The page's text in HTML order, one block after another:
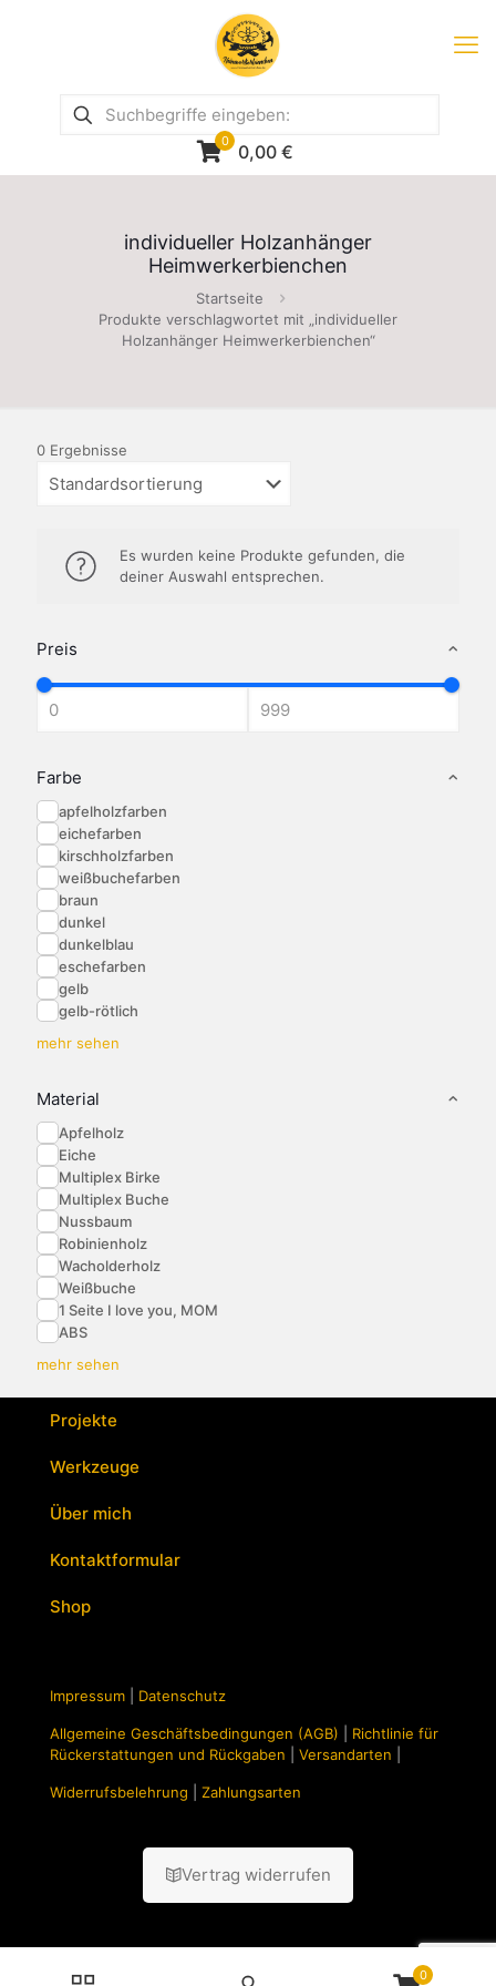
0 0,00 €
individueller Holzanhänger
Heimwerkerbienchen
Startseite
Produkte verschlagwortet mit „individueller
Holzanhänger Heimwerkerbienchen“
Preis
Farbe
apfelholzfarben
eichefarben
kirschholzfarben
weißbuchefarben
braun
dunkel
dunkelblau
eschefarben
gelb
gelb-rötlich
mehr sehen
Material
Apfelholz
Eiche
Multiplex Birke
Multiplex Buche
Nussbaum
Robinienholz
Wacholderholz
Weißbuche
1 Seite I love you, MOM
ABS
mehr sehen
0 Ergebnisse
Es wurden keine Produkte gefunden, die
deiner Auswahl entsprechen.
Projekte
Werkzeuge
Über mich
Kontaktformular
Shop
Impressum Datenschutz
Allgemeine Geschäftsbedingungen (AGB)
Richtlinie für
Rückerstattungen und Rückgaben
Versandarten
Widerrufsbelehrung Zahlungsarten
Vertrag widerrufen
0